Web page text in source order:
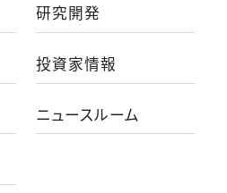
研究開発
投資家情報
ニュースルーム